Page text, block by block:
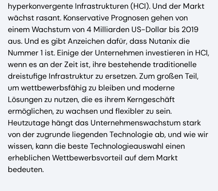
hyperkonvergente Infrastrukturen (HCI). Und der Markt
wächst rasant. Konservative Prognosen gehen von
einem Wachstum von 4 Milliarden US-Dollar bis 2019
aus. Und es gibt Anzeichen dafür, dass Nutanix die
Nummer 1 ist. Einige der Unternehmen investieren in HCI,
wenn es an der Zeit ist, ihre bestehende traditionelle
dreistufige Infrastruktur zu ersetzen. Zum großen Teil,
um wettbewerbsfähig zu bleiben und moderne
Lösungen zu nutzen, die es ihrem Kerngeschäft
ermöglichen, zu wachsen und flexibler zu sein.
Heutzutage hängt das Unternehmenswachstum stark
von der zugrunde liegenden Technologie ab, und wie wir
wissen, kann die beste Technologieauswahl einen
erheblichen Wettbewerbsvorteil auf dem Markt
bedeuten.